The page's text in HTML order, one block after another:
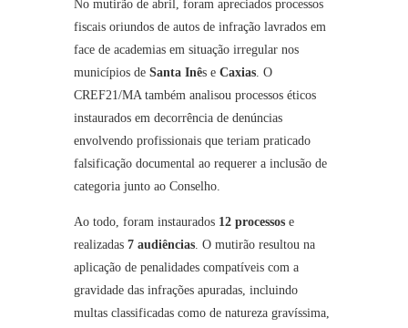
No mutirão de abril, foram apreciados processos
fiscais oriundos de autos de infração lavrados em
face de academias em situação irregular nos
municípios de Santa Inês e Caxias. O
CREF21/MA também analisou processos éticos
instaurados em decorrência de denúncias
envolvendo profissionais que teriam praticado
falsificação documental ao requerer a inclusão de
categoria junto ao Conselho.
Ao todo, foram instaurados 12 processose
realizadas 7 audiências. O mutirão resultou na
aplicação de penalidades compatíveis com a
gravidade das infrações apuradas, incluindo
multas classificadas como de natureza gravíssima,